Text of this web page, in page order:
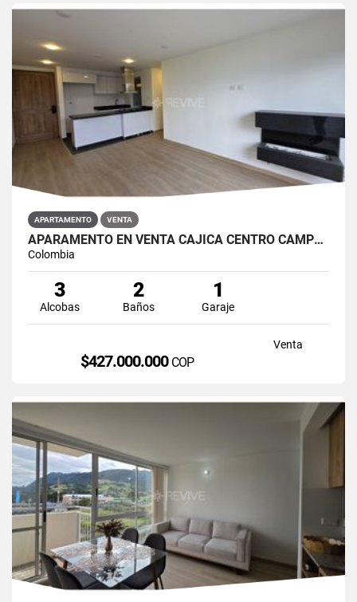
APARTAMENTO VENTA
APARAMENTO EN VENTA CAJICÁ CENTRO CAMPUS CLUB RESERVADO
Colombia
3
Alcobas
2
Baños
1
Garaje
Venta
$427.000.000 COP